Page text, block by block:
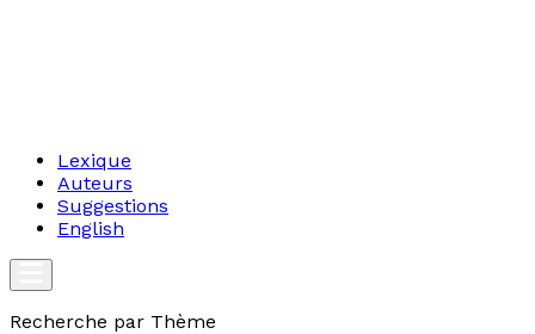
Lexique
Auteurs
Suggestions
English
Recherche par Thème